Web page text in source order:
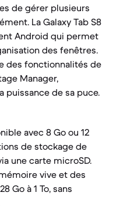
de gérer plusieurs
La Galaxy Tab S8
Android qui permet
des fenêtres.
des fonctionnalités de
Manager,
de sa puce.
avec 8 Go ou 12
de stockage de
une carte microSD.
vive et des
Go à 1 To, sans